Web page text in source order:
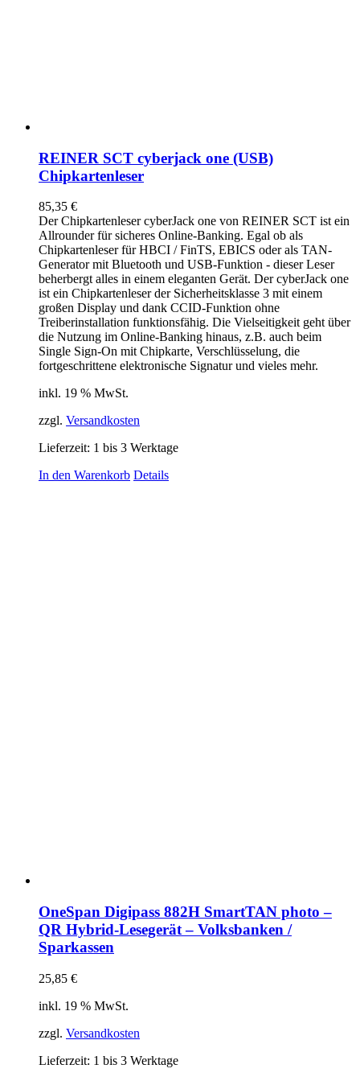
REINER SCT cyberjack one (USB)
Chipkartenleser
85,35 €
Der Chipkartenleser cyberJack one von REINER SCT ist ein
Allrounder für sicheres Online-Banking. Egal ob als
Chipkartenleser für HBCI / FinTS, EBICS oder als TAN-
Generator mit Bluetooth und USB-Funktion - dieser Leser
beherbergt alles in einem eleganten Gerät. Der cyberJack one
ist ein Chipkartenleser der Sicherheitsklasse 3 mit einem
großen Display und dank CCID-Funktion ohne
Treiberinstallation funktionsfähig. Die Vielseitigkeit geht über
die Nutzung im Online-Banking hinaus, z.B. auch beim
Single Sign-On mit Chipkarte, Verschlüsselung, die
fortgeschrittene elektronische Signatur und vieles mehr.
inkl. 19 % MwSt.
zzgl. Versandkosten
Lieferzeit: 1 bis 3 Werktage
In den Warenkorb Details
OneSpan Digipass 882H SmartTAN photo –
QR Hybrid-Lesegerät – Volksbanken /
Sparkassen
25,85 €
inkl. 19 % MwSt.
zzgl. Versandkosten
Lieferzeit: 1 bis 3 Werktage